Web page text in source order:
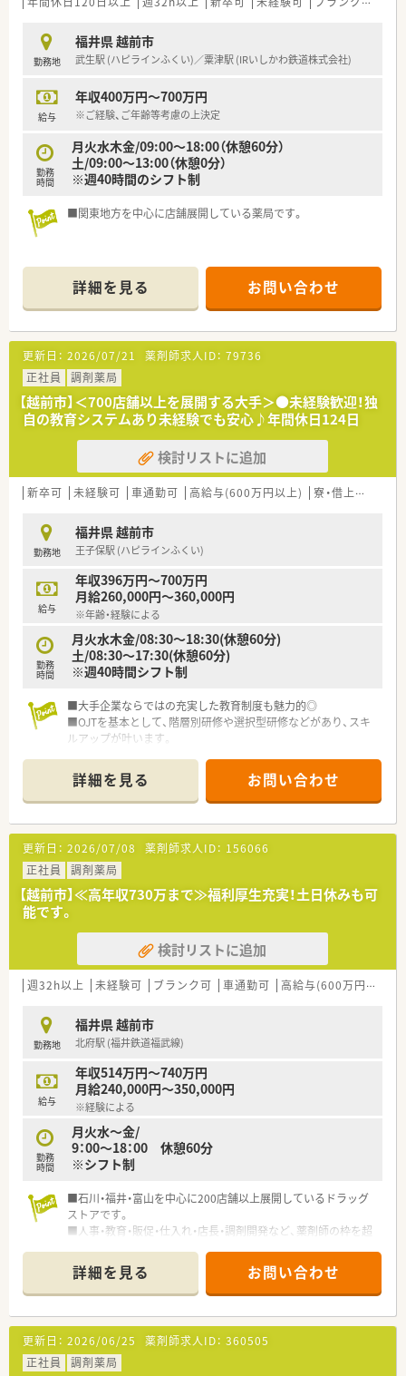
■充実した研修制度、人事制度、評価制度、キャリア支援制度等
があるのも特徴です
勤務地
福井県 越前市
武生駅 (ハピラインふくい)／粟津駅 (IRいしかわ鉄道株式会社)
給与
年収400万円～700万円
※ご経験、ご年齢等考慮の上決定
勤務
時間
月火水木金/09:00～18:00（休憩60分）
土/09:00～13:00（休憩0分）
※週40時間のシフト制
■関東地方を中心に店舗展開している薬局です。
詳細を見る お問い合わせ
更新日： 2026/07/21 薬剤師求人ID： 79736
正社員
調剤薬局
【越前市】＜700店舗以上を展開する大手＞●未経験歓迎！独
自の教育システムあり未経験でも安心♪年間休日124日
検討リストに追加
新卒可 未経験可 車通勤可 高給与(600万円以上) 寮・借上社宅あり
勤務地
福井県 越前市
王子保駅 (ハピラインふくい)
給与
年収396万円～700万円
月給260,000円～360,000円
※年齢・経験による
勤務
時間
月火水木金/08:30～18:30(休憩60分)
土/08:30～17:30(休憩60分)
※週40時間シフト制
■大手企業ならではの充実した教育制度も魅力的◎
■OJTを基本として、階層別研修や選択型研修などがあり、スキ
ルアップが叶います。
理部門、採用・コンサルタントなどにもゆくゆく挑戦できる環境
です
詳細を見る お問い合わせ
更新日： 2026/07/08 薬剤師求人ID： 156066
正社員
調剤薬局
【越前市】≪高年収730万まで≫福利厚生充実！土日休みも可
能です。
検討リストに追加
週32h以上 未経験可 ブランク可 車通勤可 高給与(600万円以上)
勤務地
福井県 越前市
北府駅 (福井鉄道福武線)
給与
年収514万円～740万円
月給240,000円～350,000円
※経験による
勤務
時間
月火水～金/
9：00～18：00 休憩60分
※シフト制
■石川・福井・富山を中心に200店舗以上展開しているドラッグ
ストアです。
■人事・教育・販促・仕入れ・店長・調剤開発など、薬剤師の枠を超
す。
■勤務時間の選択制ができ、1日9時間勤務/8時間勤務の選択が
出来ます。
詳細を見る お問い合わせ
更新日： 2026/06/25 薬剤師求人ID： 360505
正社員
調剤薬局